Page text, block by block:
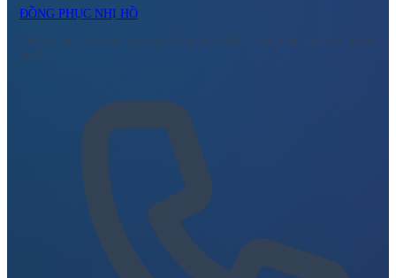
ĐỒNG PHỤC NHỊ HỒ
Chuyên sản xuất và cung cấp đồng phục chất lượng cao cho mọi ngành
nghề.